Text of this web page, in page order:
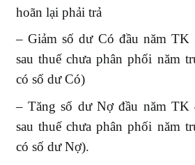
hoãn lại phải trả
– Giảm số dư Có đầu năm
sau thuế chưa phân phối năm
có số dư Có)
– Tăng số dư Nợ đầu năm TK
sau thuế chưa phân phối năm
có số dư Nợ).